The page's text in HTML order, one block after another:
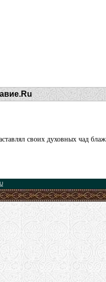
своих духовных чад